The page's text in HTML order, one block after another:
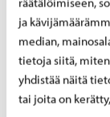
ja
median,
tietoja siitä,
yhdistää näitä
tai joita on